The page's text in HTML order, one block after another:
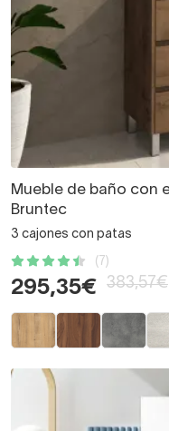
Mueble de baño con
Bruntec
3 cajones con patas
(7)
295,35€ 383,57€